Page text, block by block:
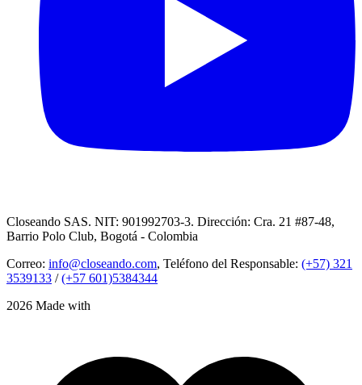
Closeando SAS. NIT: 901992703-3. Dirección: Cra. 21 #87-48,
Barrio Polo Club, Bogotá - Colombia
Correo: info@closeando.com, Teléfono del Responsable: (+57) 321
3539133 /(+57 601)5384344
2026 Made with